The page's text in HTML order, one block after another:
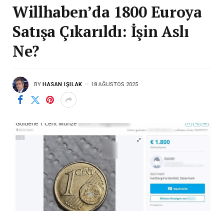
Willhaben’da 1800 Euroya
Satışa Çıkarıldı: İşin Aslı
Ne?
BY HASAN IŞILAK 18 AĞUSTOS 2025